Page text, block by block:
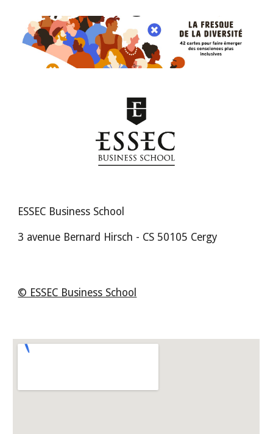
ESSEC Business School
3 avenue Bernard Hirsch - CS 50105 Cergy
© ESSEC Business School